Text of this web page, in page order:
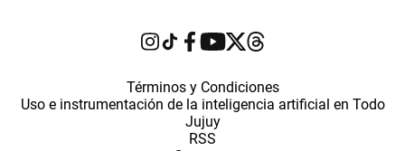
Términos y Condiciones
Uso e instrumentación de la inteligencia artificial en Todo
Jujuy
RSS